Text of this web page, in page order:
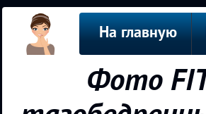
На главную
Фото